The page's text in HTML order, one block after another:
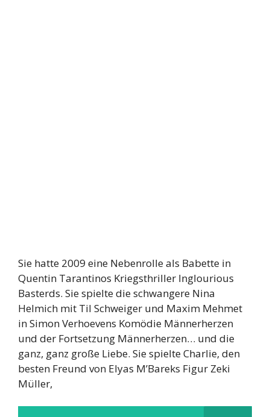
Sie hatte 2009 eine Nebenrolle als Babette in
Quentin Tarantinos Kriegsthriller Inglourious
Basterds. Sie spielte die schwangere Nina
Helmich mit Til Schweiger und Maxim Mehmet
in Simon Verhoevens Komödie Männerherzen
und der Fortsetzung Männerherzen… und die
ganz, ganz große Liebe. Sie spielte Charlie, den
besten Freund von Elyas M’Bareks Figur Zeki
Müller,